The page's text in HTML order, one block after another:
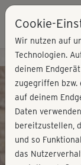
Kursvorschau - Jetzt
Cookie-
Wir nutzen auf
Technologien.
deinem
zugegriffen
auf deinem
Daten
bereitzustellen,
und so
das